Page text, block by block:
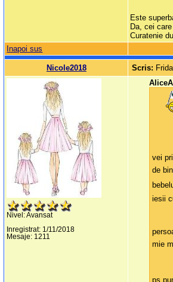
Este
Da, cei
Curatenie
Inapoi sus
Nicole2018 Scris:
Nivel: Avansat
Inregistrat: 1/11/2018
Mesaje: 1211
vei
de
iesii
mie
ps